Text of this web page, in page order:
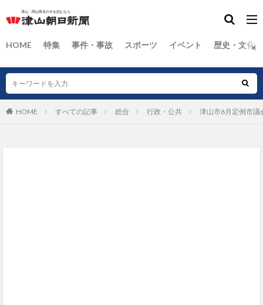
HOME 特集 事件・事故 スポーツ イベント 歴史・文化
HOME すべての記事 総合 行政・公共 津山市6月定例市議